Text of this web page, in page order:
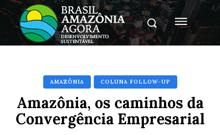
AMAZÔNIA COLUNA FOLLOW-UP
Amazônia, os caminhos da
Convergência Empresarial